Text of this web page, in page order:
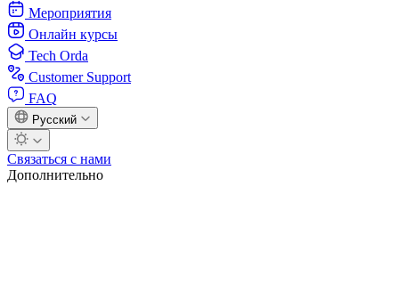
Мероприятия
Онлайн курсы
Tech Orda
Customer Support
FAQ
Русский
Связаться с нами
Дополнительно